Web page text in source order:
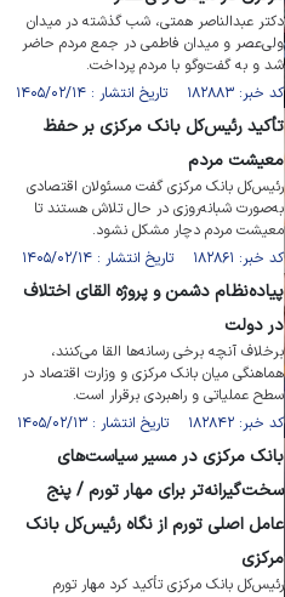
دکتر عبدالناصر همتی، شب گذشته در میدان
ولی‌عصر و میدان فاطمی در جمع مردم حاضر
شد و به گفت‌وگو با مردم پرداخت.
کد خبر: ۱۸۲۸۸۳ تاریخ انتشار : ۱۴۰۵/۰۲/۱۴
تأکید رئیس‌کل بانک مرکزی بر حفظ
معیشت مردم
رئیس‌کل بانک مرکزی گفت مسئولان اقتصادی
به‌صورت شبانه‌روزی در حال تلاش هستند تا
معیشت مردم دچار مشکل نشود.
کد خبر: ۱۸۲۸۶۱ تاریخ انتشار : ۱۴۰۵/۰۲/۱۴
پیاده‌نظام دشمن و پروژه القای اختلاف
در دولت
برخلاف آنچه برخی رسانه‌ها القا می‌کنند،
هماهنگی میان بانک مرکزی و وزارت اقتصاد در
سطح عملیاتی و راهبردی برقرار است.
کد خبر: ۱۸۲۸۴۲ تاریخ انتشار : ۱۴۰۵/۰۲/۱۳
بانک مرکزی در مسیر سیاست‌های
سخت‌گیرانه‌تر برای مهار تورم / پنج
عامل اصلی تورم از نگاه رئیس‌کل بانک
مرکزی
رئیس‌کل بانک مرکزی تأکید کرد مهار تورم